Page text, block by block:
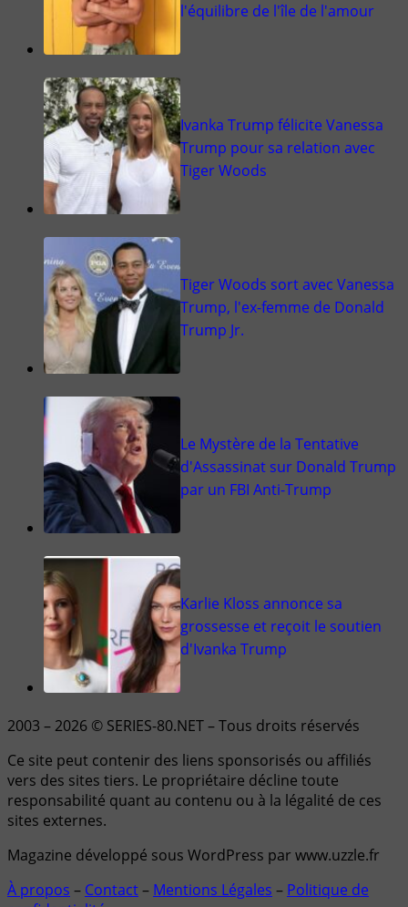
l'équilibre de l'île de l'amour
Ivanka Trump félicite Vanessa
Trump pour sa relation avec
Tiger Woods
Tiger Woods sort avec Vanessa
Trump, l'ex-femme de Donald
Trump Jr.
Le Mystère de la Tentative
d'Assassinat sur Donald Trump
par un FBI Anti-Trump
Karlie Kloss annonce sa
grossesse et reçoit le soutien
d'Ivanka Trump
2003 – 2026 © SERIES-80.NET – Tous droits réservés
Ce site peut contenir des liens sponsorisés ou affiliés
vers des sites tiers. Le propriétaire décline toute
responsabilité quant au contenu ou à la légalité de ces
sites externes.
Magazine développé sous WordPress par www.uzzle.fr
À propos – Contact– Mentions Légales – Politique de